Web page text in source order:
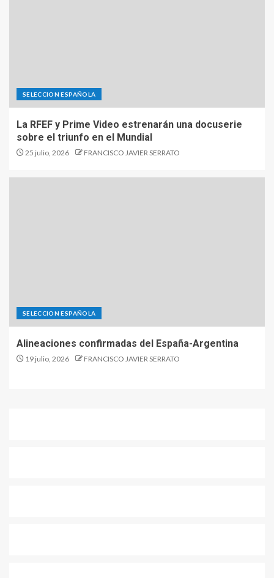
SELECCION ESPAÑOLA
La RFEF y Prime Video estrenarán una docuserie
sobre el triunfo en el Mundial
25 julio, 2026 FRANCISCO JAVIER SERRATO
SELECCION ESPAÑOLA
Alineaciones confirmadas del España-Argentina
19 julio, 2026 FRANCISCO JAVIER SERRATO